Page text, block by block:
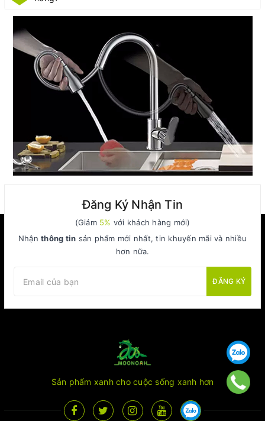
Đăng Ký Nhận Tin
(Giảm 5% với khách hàng mới)
Nhậnthông tin sản phẩm mới nhất, tin khuyến mãi và nhiều
hơn nữa.
ĐĂNG KÝ
Sản phẩm xanh cho cuộc sống xanh hơn